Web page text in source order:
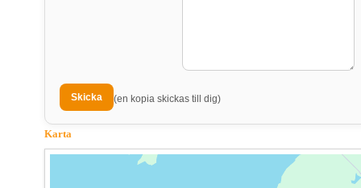
(en kopia skickas till dig)
Karta